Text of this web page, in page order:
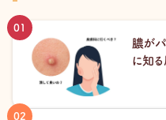
膿が
に知